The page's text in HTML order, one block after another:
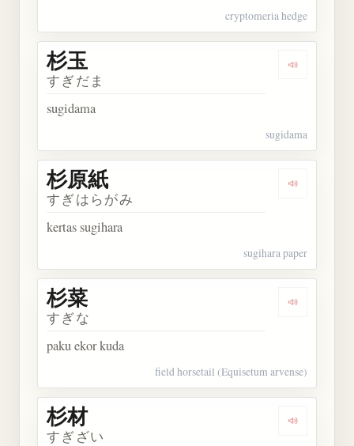
cryptomeria hedge
Dengarkan
杉玉
すぎだま
sugidama
sugidama
Dengarkan
杉原紙
すぎはらがみ
kertas sugihara
sugihara paper
Dengarkan
杉菜
すぎな
paku ekor kuda
field horsetail (Equisetum arvense)
Dengarkan
杉材
すぎざい